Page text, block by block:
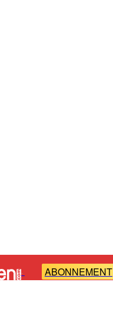
- ABONNEMENT